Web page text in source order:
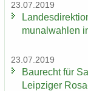
23.07.2019
mu­nal­wah­len
23.07.2019
Bau­recht für
Leip­zi­ger